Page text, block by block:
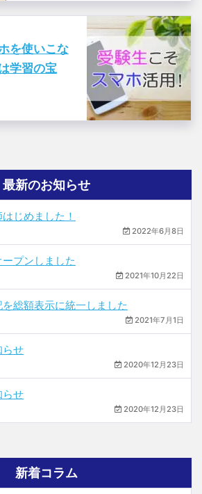
を使いこな
学習の宝
最新のお知らせ
じめました！
2022年6月8日
プンしました
2021年10月22日
総額表示に統一しました
2021年7月1日
らせ
2020年12月23日
らせ
2020年12月23日
新着コラム